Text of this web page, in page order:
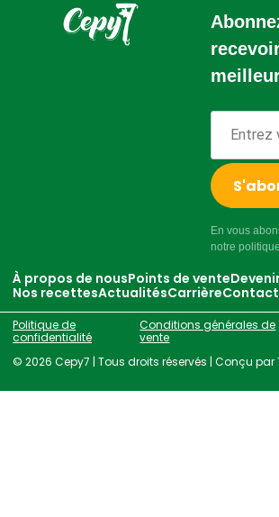
En vous
notre
À propos de nousPoints de vente
Nos recettesActualitésCarrière
Politique de
confidentialité
Conditions générales de
vente
© 2026 Cepy7 | Tous droits réservés | Conçu par